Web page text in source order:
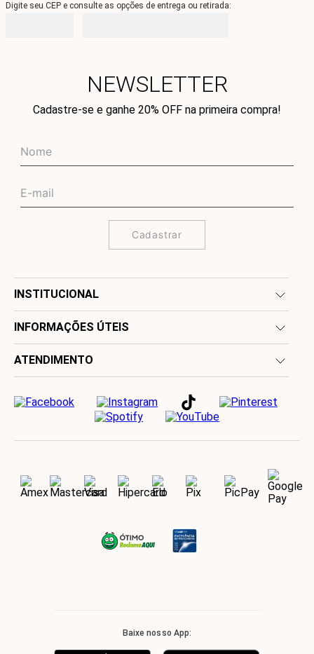
Digite seu CEP e consulte as opções de entrega ou retirada:
NEWSLETTER
Cadastre-se e ganhe 20% OFF na primeira compra!
Cadastrar
INSTITUCIONAL
INFORMAÇÕES ÚTEIS
ATENDIMENTO
Baixe nosso App: